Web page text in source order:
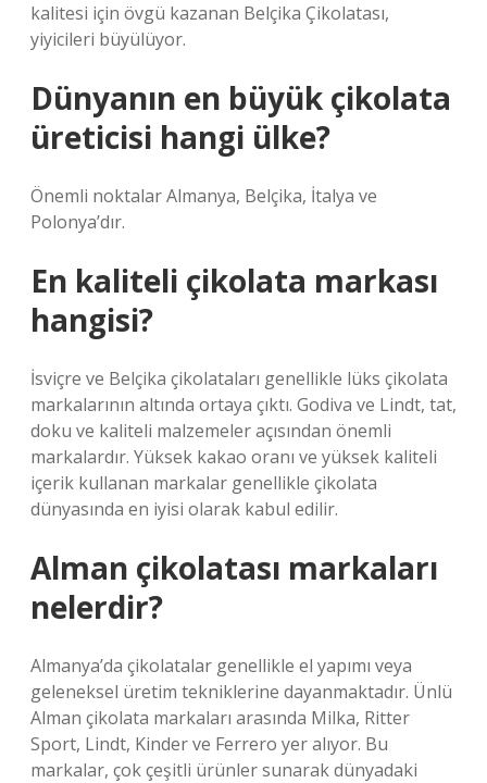
kalitesi için övgü kazanan Belçika Çikolatası,
yiyicileri büyülüyor.
Dünyanın en büyük çikolata
üreticisi hangi ülke?
Önemli noktalar Almanya, Belçika, İtalya ve
Polonya’dır.
En kaliteli çikolata markası
hangisi?
İsviçre ve Belçika çikolataları genellikle lüks çikolata
markalarının altında ortaya çıktı. Godiva ve Lindt, tat,
doku ve kaliteli malzemeler açısından önemli
markalardır. Yüksek kakao oranı ve yüksek kaliteli
içerik kullanan markalar genellikle çikolata
dünyasında en iyisi olarak kabul edilir.
Alman çikolatası markaları
nelerdir?
Almanya’da çikolatalar genellikle el yapımı veya
geleneksel üretim tekniklerine dayanmaktadır. Ünlü
Alman çikolata markaları arasında Milka, Ritter
Sport, Lindt, Kinder ve Ferrero yer alıyor. Bu
markalar, çok çeşitli ürünler sunarak dünyadaki